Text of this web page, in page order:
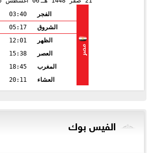
مصر
الفجر
03:40
الشروق
05:17
الظهر
12:01
العصر
15:38
المغرب
18:45
العشاء
20:11
الفيس بوك